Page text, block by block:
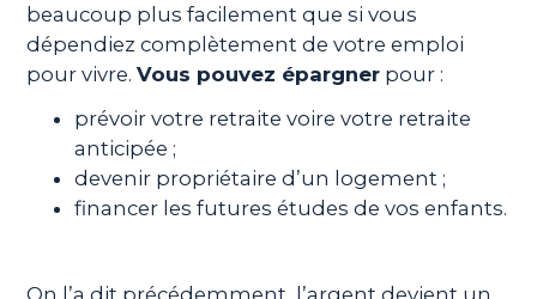
beaucoup plus facilement que si vous
dépendiez complètement de votre emploi
pour vivre.Vous pouvez épargner pour :
prévoir votre retraite voire votre retraite
anticipée ;
devenir propriétaire d’un logement ;
financer les futures études de vos enfants.
On l’a dit précédemment, l’argent devient un